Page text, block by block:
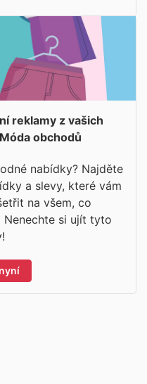
reklamy z vašich
obchodů
nabídky? Najděte
a slevy, které vám
na všem, co
Nenechte si ujít tyto